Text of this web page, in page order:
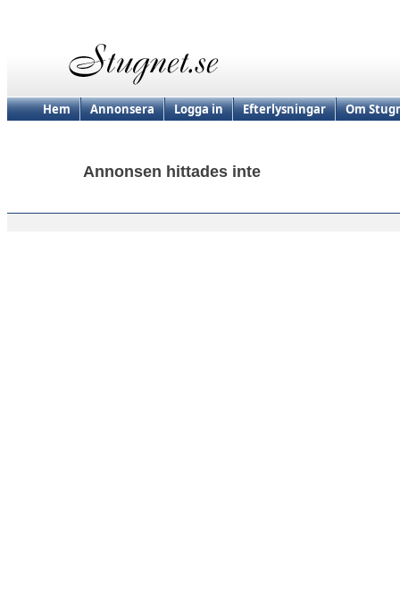
Hem Annonsera Logga in Efterlysningar Om
Annonsen hittades inte